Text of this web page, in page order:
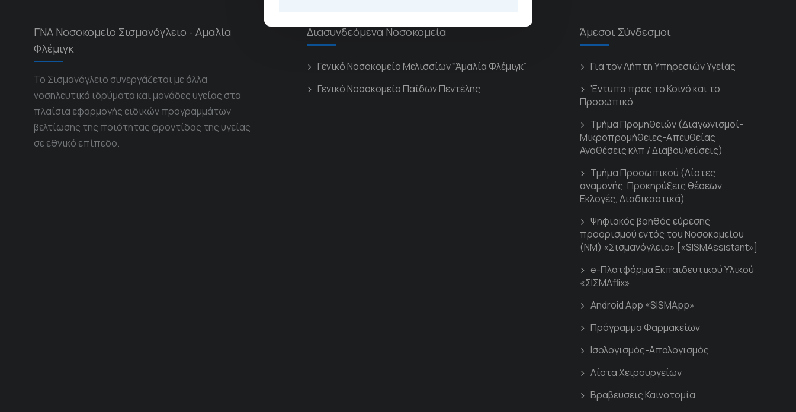
ΓΝΑ Νοσοκομείο Σισμανόγλειο - Αμαλία
Φλέμιγκ
Το Σισμανόγλειο συνεργάζεται με άλλα
νοσηλευτικά ιδρύματα και μονάδες υγείας στα
πλαίσια εφαρμογής ειδικών προγραμμάτων
βελτίωσης της ποιότητας φροντίδας της υγείας
σε εθνικό επίπεδο.
Διασυνδεόμενα Νοσοκομεία
Γενικό Νοσοκομείο Μελισσίων “Άμαλία Φλέμιγκ”
Γενικό Νοσοκομείο Παίδων Πεντέλης
Άμεσοι Σύνδεσμοι
Για τον Λήπτη Υπηρεσιών Υγείας
'Εντυπα προς το Κοινό και το
Προσωπικό
Τμήμα Προμηθειών (Διαγωνισμοί-
Μικροπρομήθειες-Απευθείας
Αναθέσεις κλπ / Διαβουλεύσεις)
Τμήμα Προσωπικού (Λίστες
αναμονής, Προκηρύξεις θέσεων,
Εκλογές, Διαδικαστικά)
Ψηφιακός βοηθός εύρεσης
προορισμού εντός του Νοσοκομείου
(ΝΜ) «Σισμανόγλειο» [«SISMAssistant»]
e-Πλατφόρμα Εκπαιδευτικού Υλικού
«ΣΙΣΜΑflix»
Android App «SISMApp»
Πρόγραμμα Φαρμακείων
Ισολογισμός-Απολογισμός
Λίστα Χειρουργείων
Βραβεύσεις Καινοτομία